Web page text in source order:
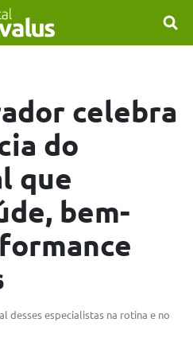
celebra
do
que
bem-
desses especialistas na rotina e no